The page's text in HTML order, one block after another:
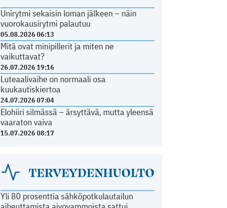
Unirytmi sekaisin loman jälkeen – näin
vuorokausirytmi palautuu
05.08.2026 06:13
Mitä ovat minipillerit ja miten ne
vaikuttavat?
26.07.2026 19:16
Luteaalivaihe on normaali osa
kuukautiskiertoa
24.07.2026 07:04
Elohiiri silmässä – ärsyttävä, mutta yleensä
vaaraton vaiva
15.07.2026 08:17
TERVEYDENHUOLTO
Yli 80 prosenttia sähköpotkulautailun